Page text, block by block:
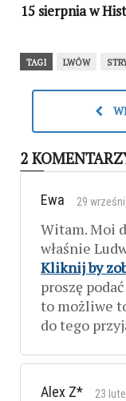
15 sierpnia w
TAGI LWÓW
2
Ewa 29
Witam. Moi
właśnie
Kliknij by
proszę
to możliwe
do tego
Alex Z* 23